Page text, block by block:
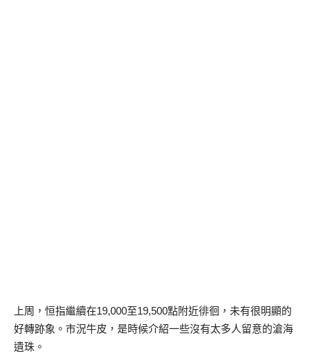
上周，恒指繼續在19,000至19,500點附近徘徊，未有很明顯的
好轉跡象。市況牛皮，是時候介紹一些沒有太多人留意的滄海
遺珠。